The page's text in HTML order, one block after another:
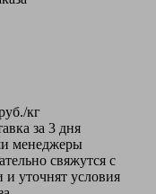
/кг
за 3 дня
менеджеры
свяжутся с
и уточнят условия